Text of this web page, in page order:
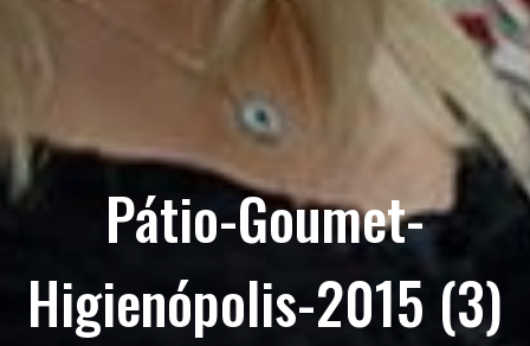
Pátio-Goumet-
Higienópolis-2015 (3)